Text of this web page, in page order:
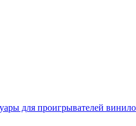
для проигрывателей